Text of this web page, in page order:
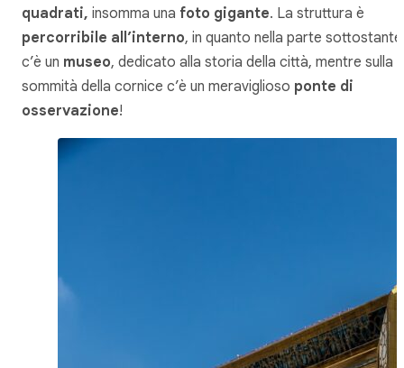
quadrati, insomma una foto gigante. La struttura è
percorribile all’interno, in quanto nella parte sottostante
c’è un museo, dedicato alla storia della città, mentre sulla
sommità della cornice c’è un meraviglioso ponte di
osservazione!